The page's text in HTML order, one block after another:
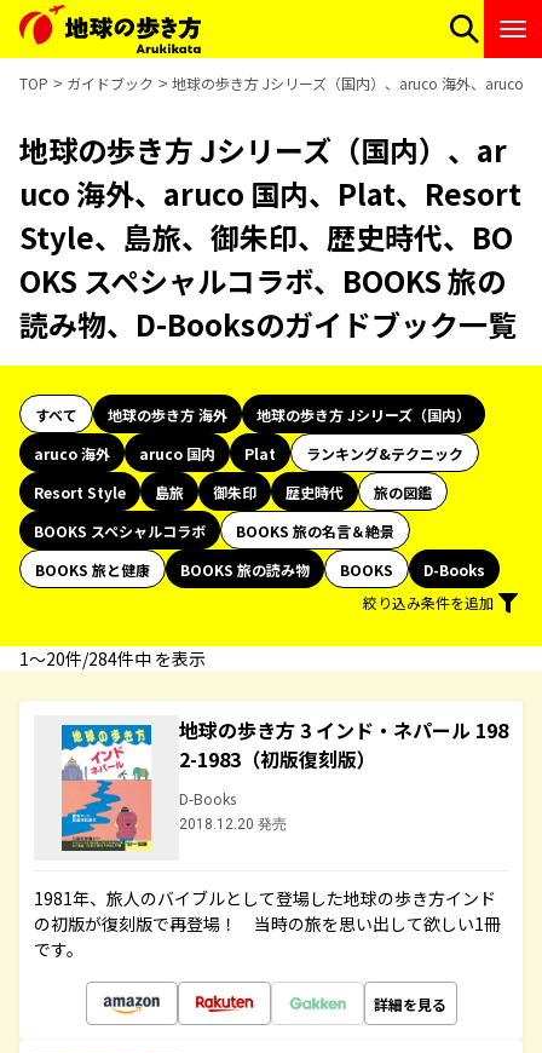
TOP ガイドブック 地球の歩き方 Jシリーズ（国内）、aruco 海外、aruco
地球の歩き方 Jシリーズ（国内）、ar
uco 海外、aruco 国内、Plat、Resort
Style、島旅、御朱印、歴史時代、BO
OKS スペシャルコラボ、BOOKS 旅の
読み物、D-Booksのガイドブック一覧
すべて 地球の歩き方 海外
地球の歩き方 Jシリーズ（国内）
aruco 海外
aruco 国内 Plat
ランキング&テクニック
Resort Style
島旅 御朱印 歴史時代
旅の図鑑
BOOKS スペシャルコラボ
BOOKS 旅の名言＆絶景
BOOKS 旅と健康
BOOKS 旅の読み物 BOOKS
D-Books
絞り込み条件を追加
1〜20件/284件中 を表示
地球の歩き方 3 インド・ネパール 198
2-1983（初版復刻版）
D-Books
2018.12.20 発売
1981年、旅人のバイブルとして登場した地球の歩き方インド
の初版が復刻版で再登場！ 当時の旅を思い出して欲しい1冊
です。
詳細を見る